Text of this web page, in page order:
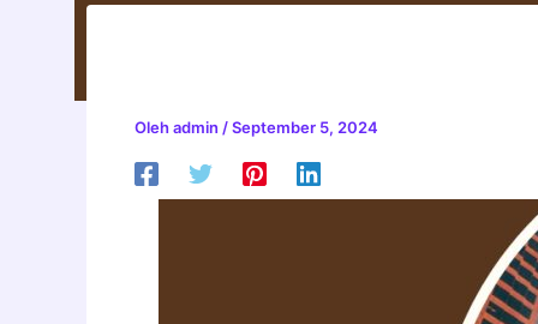
Olehadmin /September 5, 2024